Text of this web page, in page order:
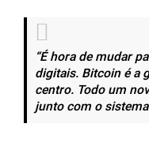
“É hora de mudar
digitais. Bitcoin é a
centro. Todo um
junto com o